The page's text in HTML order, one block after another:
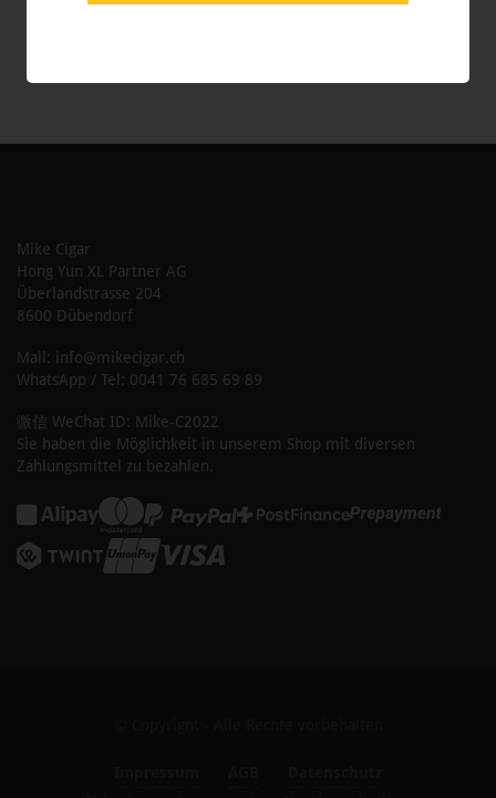
Mike Cigar
Hong Yun XL Partner AG
Überlandstrasse 204
8600 Dübendorf
Mail: info@mikecigar.ch
WhatsApp / Tel: 0041 76 685 69 89
微信 WeChat ID: Mike-C2022
Sie haben die Möglichkeit in unserem Shop mit diversen
Zahlungsmittel zu bezahlen.